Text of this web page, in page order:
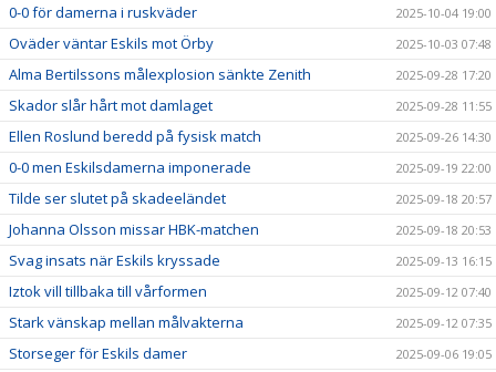
0-0 för damerna i ruskväder 2025-10-04 19:00
Oväder väntar Eskils mot Örby 2025-10-03 07:48
Alma Bertilssons målexplosion sänkte Zenith 2025-09-28 17:20
Skador slår hårt mot damlaget 2025-09-28 11:55
Ellen Roslund beredd på fysisk match 2025-09-26 14:30
0-0 men Eskilsdamerna imponerade 2025-09-19 22:00
Tilde ser slutet på skadeeländet 2025-09-18 20:57
Johanna Olsson missar HBK-matchen 2025-09-18 20:53
Svag insats när Eskils kryssade 2025-09-13 16:15
Iztok vill tillbaka till vårformen 2025-09-12 07:40
Stark vänskap mellan målvakterna 2025-09-12 07:35
Storseger för Eskils damer 2025-09-06 19:05